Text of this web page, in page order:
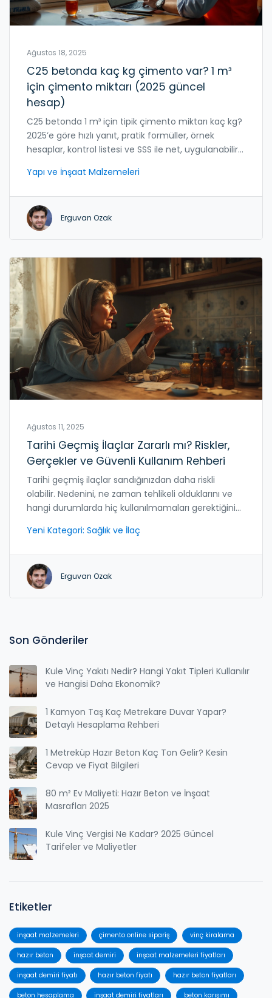
Ağustos 18, 2025
C25 betonda kaç kg çimento var? 1 m³
için çimento miktarı (2025 güncel
hesap)
C25 betonda 1 m³ için tipik çimento miktarı kaç kg?
2025’e göre hızlı yanıt, pratik formüller, örnek
hesaplar, kontrol listesi ve SSS ile net, uygulanabilir
Yapı ve İnşaat Malzemeleri
Erguvan Ozak
Ağustos 11, 2025
Tarihi Geçmiş İlaçlar Zararlı mı? Riskler,
Gerçekler ve Güvenli Kullanım Rehberi
Tarihi geçmiş ilaçlar sandığınızdan daha riskli
olabilir. Nedenini, ne zaman tehlikeli olduklarını ve
hangi durumlarda hiç kullanılmamaları gerektiğini
Yeni Kategori: Sağlık ve İlaç
Erguvan Ozak
Son Gönderiler
Kule Vinç Yakıtı Nedir? Hangi Yakıt Tipleri Kullanılır
ve Hangisi Daha Ekonomik?
1 Kamyon Taş Kaç Metrekare Duvar Yapar?
Detaylı Hesaplama Rehberi
1 Metreküp Hazır Beton Kaç Ton Gelir? Kesin
Cevap ve Fiyat Bilgileri
80 m² Ev Maliyeti: Hazır Beton ve İnşaat
Masrafları 2025
Kule Vinç Vergisi Ne Kadar? 2025 Güncel
Tarifeler ve Maliyetler
Etiketler
inşaat malzemeleri çimento online sipariş vinç kiralama
hazır beton inşaat demiri inşaat malzemeleri fiyatları
inşaat demiri fiyatı hazır beton fiyatı hazır beton fiyatları
beton hesaplama inşaat demiri fiyatları beton karışımı